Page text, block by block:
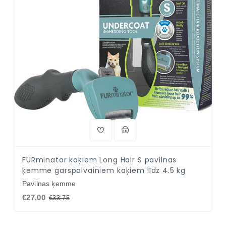
FURminator kaķiem Long Hair S pavilnas
ķemme garspalvainiem kaķiem līdz 4.5 kg
Pavilnas ķemme
€27.00 €33.75